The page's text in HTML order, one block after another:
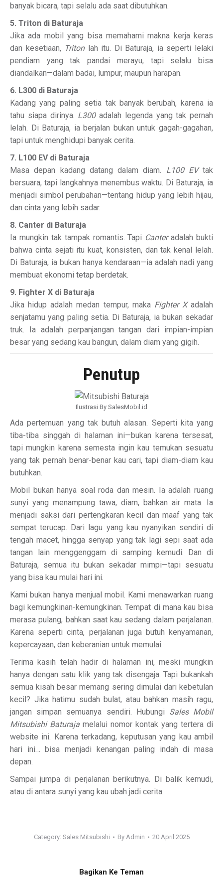
banyak bicara, tapi selalu ada saat dibutuhkan.
5. Triton di Baturaja
Jika ada mobil yang bisa memahami makna kerja keras
dan kesetiaan, Tritonlah itu. Di Baturaja, ia seperti lelaki
pendiam yang tak pandai merayu, tapi selalu bisa
diandalkan—dalam badai, lumpur, maupun harapan.
6. L300 di Baturaja
Kadang yang paling setia tak banyak berubah, karena ia
tahu siapa dirinya. L300adalah legenda yang tak pernah
lelah. Di Baturaja, ia berjalan bukan untuk gagah-gagahan,
tapi untuk menghidupi banyak cerita.
7. L100 EV di Baturaja
Masa depan kadang datang dalam diam. L100 EVtak
bersuara, tapi langkahnya menembus waktu. Di Baturaja, ia
menjadi simbol perubahan—tentang hidup yang lebih hijau,
dan cinta yang lebih sadar.
8. Canter di Baturaja
Ia mungkin tak tampak romantis. Tapi Canteradalah bukti
bahwa cinta sejati itu kuat, konsisten, dan tak kenal lelah.
Di Baturaja, ia bukan hanya kendaraan—ia adalah nadi yang
membuat ekonomi tetap berdetak.
9. Fighter X di Baturaja
Jika hidup adalah medan tempur, maka Fighter Xadalah
senjatamu yang paling setia. Di Baturaja, ia bukan sekadar
truk. Ia adalah perpanjangan tangan dari impian-impian
besar yang sedang kau bangun, dalam diam yang gigih.
Penutup
Ilustrasi By SalesMobil.id
Ada pertemuan yang tak butuh alasan. Seperti kita yang
tiba-tiba singgah di halaman ini—bukan karena tersesat,
tapi mungkin karena semesta ingin kau temukan sesuatu
yang tak pernah benar-benar kau cari, tapi diam-diam kau
butuhkan.
Mobil bukan hanya soal roda dan mesin. Ia adalah ruang
sunyi yang menampung tawa, diam, bahkan air mata. Ia
menjadi saksi dari pertengkaran kecil dan maaf yang tak
sempat terucap. Dari lagu yang kau nyanyikan sendiri di
tengah macet, hingga senyap yang tak lagi sepi saat ada
tangan lain menggenggam di samping kemudi. Dan di
Baturaja, semua itu bukan sekadar mimpi—tapi sesuatu
yang bisa kau mulai hari ini.
Kami bukan hanya menjual mobil. Kami menawarkan ruang
bagi kemungkinan-kemungkinan. Tempat di mana kau bisa
merasa pulang, bahkan saat kau sedang dalam perjalanan.
Karena seperti cinta, perjalanan juga butuh kenyamanan,
kepercayaan, dan keberanian untuk memulai.
Terima kasih telah hadir di halaman ini, meski mungkin
hanya dengan satu klik yang tak disengaja. Tapi bukankah
semua kisah besar memang sering dimulai dari kebetulan
kecil? Jika hatimu sudah bulat, atau bahkan masih ragu,
jangan simpan semuanya sendiri. Hubungi Sales Mobil
Mitsubishi Baturaja melalui nomor kontak yang tertera di
website ini. Karena terkadang, keputusan yang kau ambil
hari ini… bisa menjadi kenangan paling indah di masa
depan.
Sampai jumpa di perjalanan berikutnya. Di balik kemudi,
atau di antara sunyi yang kau ubah jadi cerita.
Category: Sales Mitsubishi By Admin 20 April 2025
Bagikan Ke Teman